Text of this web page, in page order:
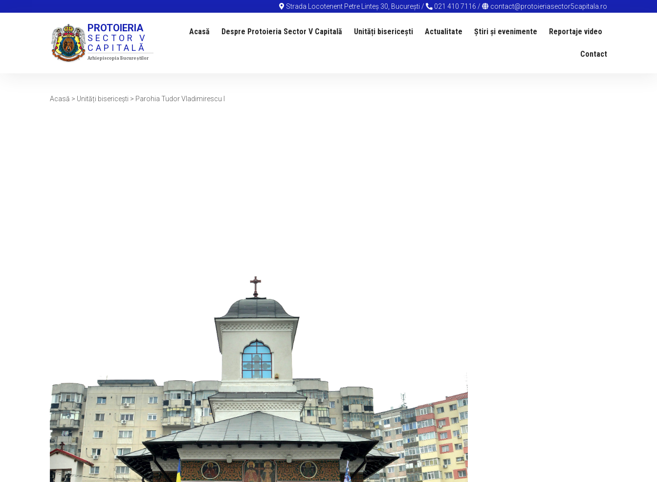
Strada Locotenent Petre Linteș 30, București / 021 410 7116 / contact@protoieriasector5capitala.ro
PROTOIERIA
SECTOR V
CAPITALĂ
Arhiepiscopia Bucureștilor
Acasă Despre Protoieria Sector V Capitală Unități bisericești Actualitate Știri și evenimente Reportaje video
Contact
Acasă > Unități bisericești > Parohia Tudor Vladimirescu I